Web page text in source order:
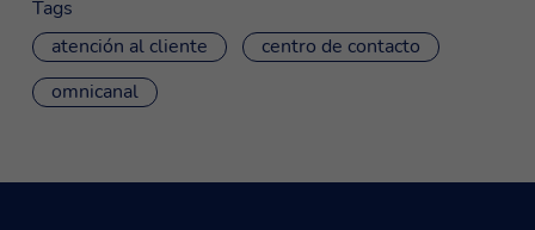
Tags
atención al cliente
centro de contacto
omnicanal